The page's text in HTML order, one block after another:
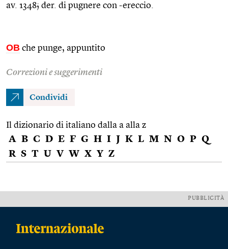
av. 1348; der. di pugnere con -ereccio.
OB che punge, appuntito
Correzioni e suggerimenti
Condividi
Il dizionario di italiano dalla a alla z
A B C D E F G H I J K L M N O P Q
R S T U V W X Y Z
PUBBLICITÀ